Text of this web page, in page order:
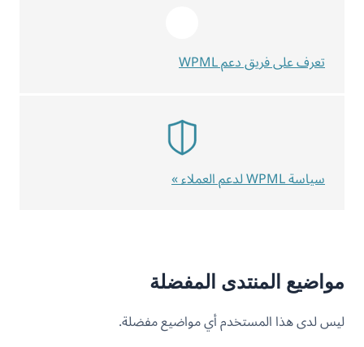
مواضيع المنتدى المفضلة
ليس لدى هذا المستخدم أي مواضيع مفضلة.
تعرف على فريق دعم WPML
سياسة WPML لدعم العملاء »